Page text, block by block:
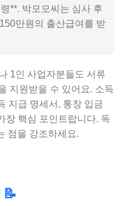
**. 박모모씨는 심사 후
만원의 출산급여를 받
1인 사업자분들도 서류
지원받을 수 있어요. 소득
지급 명세서, 통장 입금
장 핵심 포인트랍니다. 독
점을 강조하세요.
📝